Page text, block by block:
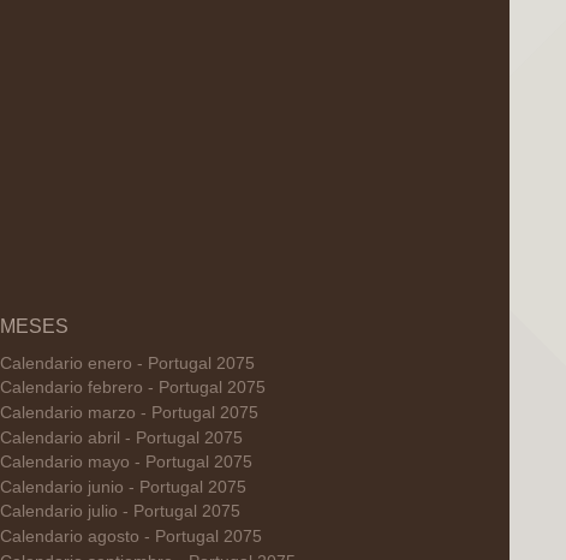
MESES
Calendario enero - Portugal 2075
Calendario febrero - Portugal 2075
Calendario marzo - Portugal 2075
Calendario abril - Portugal 2075
Calendario mayo - Portugal 2075
Calendario junio - Portugal 2075
Calendario julio - Portugal 2075
Calendario agosto - Portugal 2075